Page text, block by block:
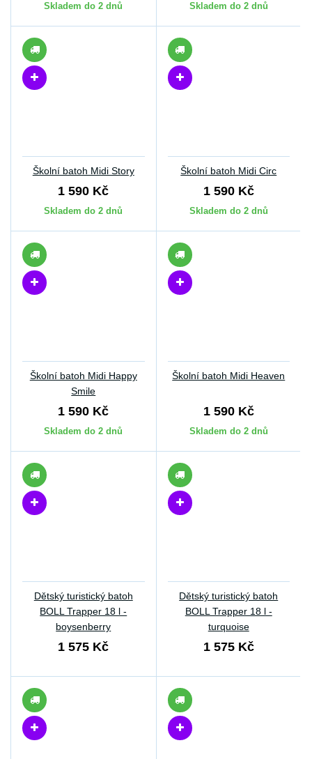
Skladem do 2 dnů Skladem do 2 dnů
Školní batoh Midi Story
1 590 Kč
Skladem do 2 dnů
Školní batoh Midi Circ
1 590 Kč
Skladem do 2 dnů
Školní batoh Midi Happy
Smile
1 590 Kč
Skladem do 2 dnů
Školní batoh Midi Heaven
1 590 Kč
Skladem do 2 dnů
Dětský turistický batoh
BOLL Trapper 18 l -
boysenberry
1 575 Kč
Dětský turistický batoh
BOLL Trapper 18 l -
turquoise
1 575 Kč